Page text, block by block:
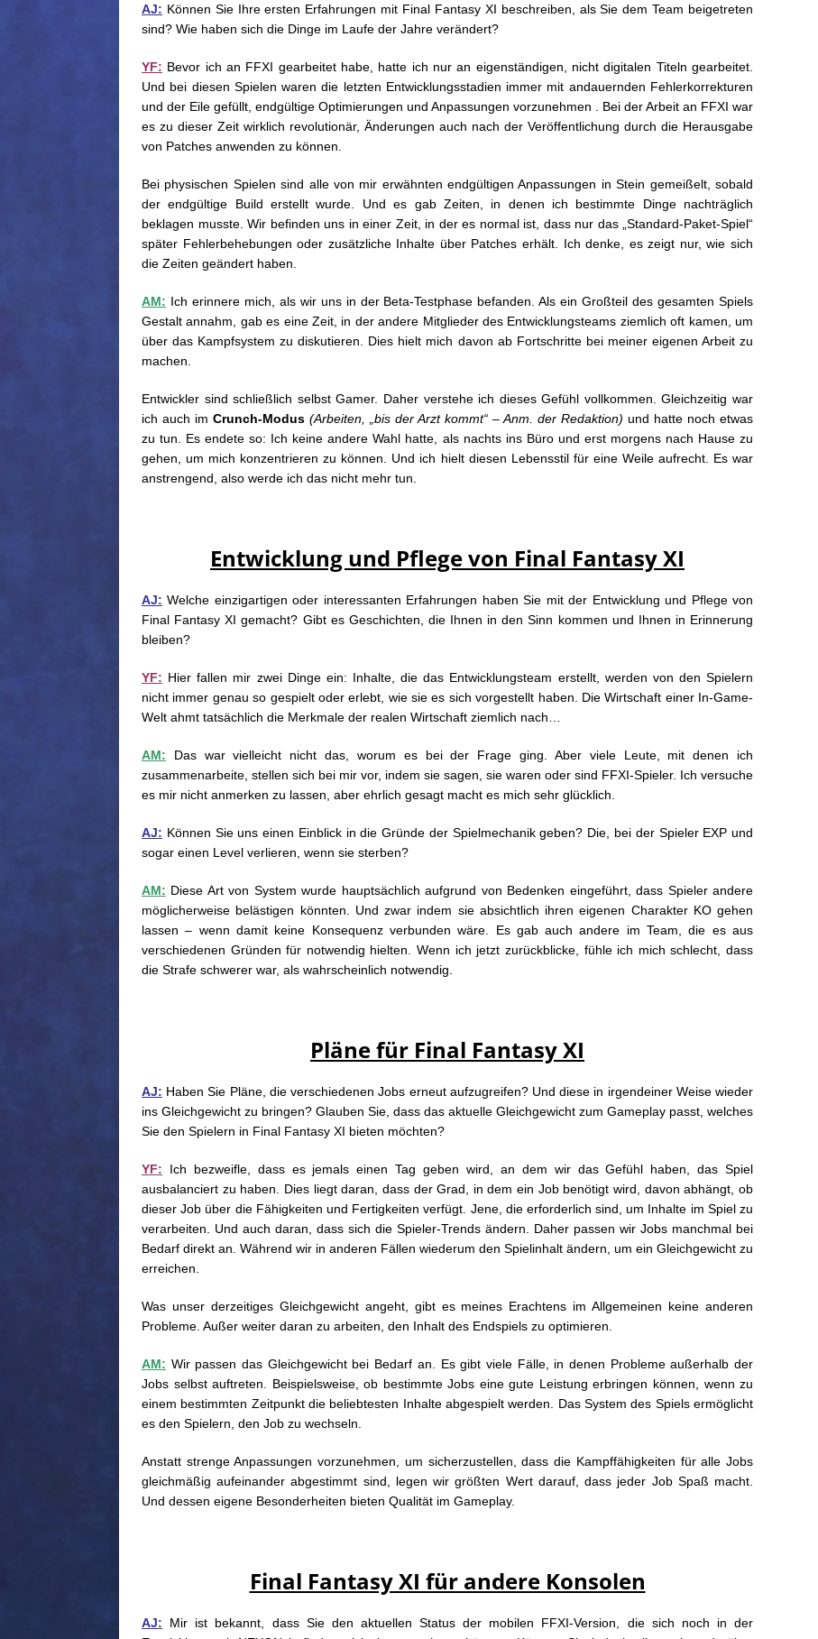
AJ: Können Sie Ihre ersten Erfahrungen mit Final Fantasy XI beschreiben, als Sie dem Team beigetreten
sind? Wie haben sich die Dinge im Laufe der Jahre verändert?
YF: Bevor ich an FFXI gearbeitet habe, hatte ich nur an eigenständigen, nicht digitalen Titeln gearbeitet.
Und bei diesen Spielen waren die letzten Entwicklungsstadien immer mit andauernden Fehlerkorrekturen
und der Eile gefüllt, endgültige Optimierungen und Anpassungen vorzunehmen . Bei der Arbeit an FFXI war
es zu dieser Zeit wirklich revolutionär, Änderungen auch nach der Veröffentlichung durch die Herausgabe
von Patches anwenden zu können.
Bei physischen Spielen sind alle von mir erwähnten endgültigen Anpassungen in Stein gemeißelt, sobald
der endgültige Build erstellt wurde. Und es gab Zeiten, in denen ich bestimmte Dinge nachträglich
beklagen musste. Wir befinden uns in einer Zeit, in der es normal ist, dass nur das „Standard-Paket-Spiel“
später Fehlerbehebungen oder zusätzliche Inhalte über Patches erhält. Ich denke, es zeigt nur, wie sich
die Zeiten geändert haben.
AM: Ich erinnere mich, als wir uns in der Beta-Testphase befanden. Als ein Großteil des gesamten Spiels
Gestalt annahm, gab es eine Zeit, in der andere Mitglieder des Entwicklungsteams ziemlich oft kamen, um
über das Kampfsystem zu diskutieren. Dies hielt mich davon ab Fortschritte bei meiner eigenen Arbeit zu
machen.
Entwickler sind schließlich selbst Gamer. Daher verstehe ich dieses Gefühl vollkommen. Gleichzeitig war
ich auch imCrunch-Modus (Arbeiten, „bis der Arzt kommt“ – Anm. der Redaktion) und hatte noch etwas
zu tun. Es endete so: Ich keine andere Wahl hatte, als nachts ins Büro und erst morgens nach Hause zu
gehen, um mich konzentrieren zu können. Und ich hielt diesen Lebensstil für eine Weile aufrecht. Es war
anstrengend, also werde ich das nicht mehr tun.
Entwicklung und Pflege von Final Fantasy XI
AJ: Welche einzigartigen oder interessanten Erfahrungen haben Sie mit der Entwicklung und Pflege von
Final Fantasy XI gemacht? Gibt es Geschichten, die Ihnen in den Sinn kommen und Ihnen in Erinnerung
bleiben?
YF: Hier fallen mir zwei Dinge ein: Inhalte, die das Entwicklungsteam erstellt, werden von den Spielern
nicht immer genau so gespielt oder erlebt, wie sie es sich vorgestellt haben. Die Wirtschaft einer In-Game-
Welt ahmt tatsächlich die Merkmale der realen Wirtschaft ziemlich nach…
AM: Das war vielleicht nicht das, worum es bei der Frage ging. Aber viele Leute, mit denen ich
zusammenarbeite, stellen sich bei mir vor, indem sie sagen, sie waren oder sind FFXI-Spieler. Ich versuche
es mir nicht anmerken zu lassen, aber ehrlich gesagt macht es mich sehr glücklich.
AJ: Können Sie uns einen Einblick in die Gründe der Spielmechanik geben? Die, bei der Spieler EXP und
sogar einen Level verlieren, wenn sie sterben?
AM: Diese Art von System wurde hauptsächlich aufgrund von Bedenken eingeführt, dass Spieler andere
möglicherweise belästigen könnten. Und zwar indem sie absichtlich ihren eigenen Charakter KO gehen
lassen – wenn damit keine Konsequenz verbunden wäre. Es gab auch andere im Team, die es aus
verschiedenen Gründen für notwendig hielten. Wenn ich jetzt zurückblicke, fühle ich mich schlecht, dass
die Strafe schwerer war, als wahrscheinlich notwendig.
Pläne für Final Fantasy XI
AJ: Haben Sie Pläne, die verschiedenen Jobs erneut aufzugreifen? Und diese in irgendeiner Weise wieder
ins Gleichgewicht zu bringen? Glauben Sie, dass das aktuelle Gleichgewicht zum Gameplay passt, welches
Sie den Spielern in Final Fantasy XI bieten möchten?
YF: Ich bezweifle, dass es jemals einen Tag geben wird, an dem wir das Gefühl haben, das Spiel
ausbalanciert zu haben. Dies liegt daran, dass der Grad, in dem ein Job benötigt wird, davon abhängt, ob
dieser Job über die Fähigkeiten und Fertigkeiten verfügt. Jene, die erforderlich sind, um Inhalte im Spiel zu
verarbeiten. Und auch daran, dass sich die Spieler-Trends ändern. Daher passen wir Jobs manchmal bei
Bedarf direkt an. Während wir in anderen Fällen wiederum den Spielinhalt ändern, um ein Gleichgewicht zu
erreichen.
Was unser derzeitiges Gleichgewicht angeht, gibt es meines Erachtens im Allgemeinen keine anderen
Probleme. Außer weiter daran zu arbeiten, den Inhalt des Endspiels zu optimieren.
AM: Wir passen das Gleichgewicht bei Bedarf an. Es gibt viele Fälle, in denen Probleme außerhalb der
Jobs selbst auftreten. Beispielsweise, ob bestimmte Jobs eine gute Leistung erbringen können, wenn zu
einem bestimmten Zeitpunkt die beliebtesten Inhalte abgespielt werden. Das System des Spiels ermöglicht
es den Spielern, den Job zu wechseln.
Anstatt strenge Anpassungen vorzunehmen, um sicherzustellen, dass die Kampffähigkeiten für alle Jobs
gleichmäßig aufeinander abgestimmt sind, legen wir größten Wert darauf, dass jeder Job Spaß macht.
Und dessen eigene Besonderheiten bieten Qualität im Gameplay.
Final Fantasy XI für andere Konsolen
AJ: Mir ist bekannt, dass Sie den aktuellen Status der mobilen FFXI-Version, die sich noch in der